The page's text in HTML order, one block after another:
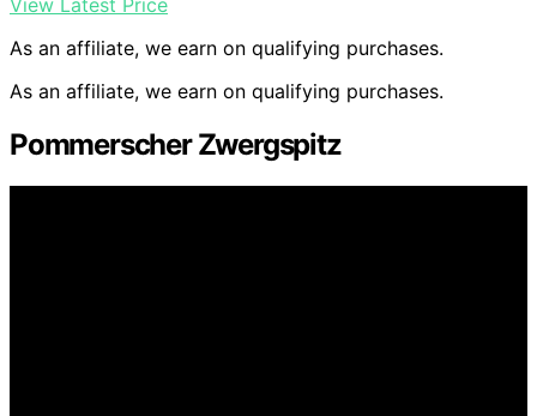
View Latest Price
As an affiliate, we earn on qualifying purchases.
As an affiliate, we earn on qualifying purchases.
Pommerscher Zwergspitz